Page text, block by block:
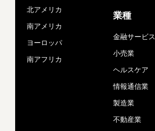
北アメリカ
南アメリカ
ヨーロッパ
南アフリカ
業種
金融サービス
小売業
ヘルスケア
情報通信業
製造業
不動産業